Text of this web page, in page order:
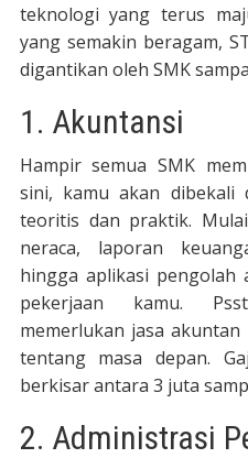
teknologi yang terus
yang semakin beragam,
digantikan oleh SMK
1. Akuntansi
Hampir semua SMK
sini, kamu akan dibekali
teoritis dan praktik.
neraca, laporan
hingga aplikasi pengolah
pekerjaan kamu.
memerlukan jasa
tentang masa depan.
berkisar antara 3 juta
2. Administrasi